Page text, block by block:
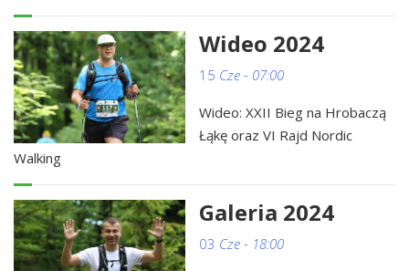
Wideo 2024
15 Cze - 07:00
Wideo: XXII Bieg na Hrobaczą
Łąkę oraz VI Rajd Nordic
Walking
Galeria 2024
03 Cze - 18:00